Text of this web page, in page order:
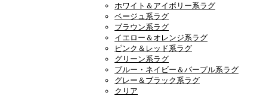
ホワイト＆アイボリー系ラグ
ベージュ系ラグ
ブラウン系ラグ
イエロー＆オレンジ系ラグ
ピンク＆レッド系ラグ
グリーン系ラグ
ブルー・ネイビー＆パープル系ラグ
グレー＆ブラック系ラグ
クリア